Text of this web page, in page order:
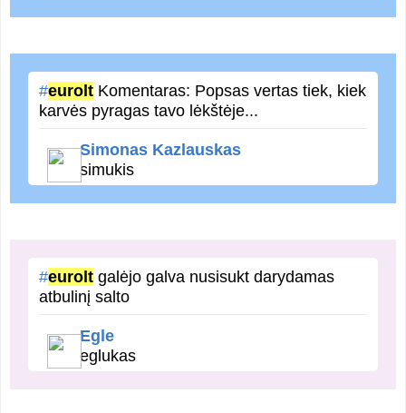
#eurolt Komentaras: Popsas vertas tiek, kiek
karvės pyragas tavo lėkštėje...
Simonas Kazlauskas
simukis
#eurolt galėjo galva nusisukt darydamas
atbulinį salto
Egle
eglukas